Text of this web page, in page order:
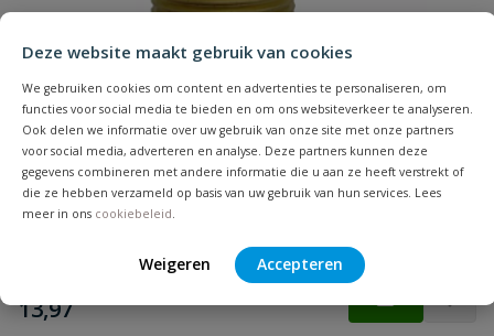
Deze website maakt gebruik van cookies
We gebruiken cookies om content en advertenties te personaliseren, om
functies voor social media te bieden en om ons websiteverkeer te analyseren.
Ook delen we informatie over uw gebruik van onze site met onze partners
voor social media, adverteren en analyse. Deze partners kunnen deze
gegevens combineren met andere informatie die u aan ze heeft verstrekt of
die ze hebben verzameld op basis van uw gebruik van hun services. Lees
meer in ons cookiebeleid
Weigeren Accepteren
Beoordeling versturen
Messing T-stuk hydrofoor
1" messing T-stuk tbv aansluiting pomp op drukvat, 2 x
binnendraad & 1 x buitendraad
Op voorraad
€
13,97